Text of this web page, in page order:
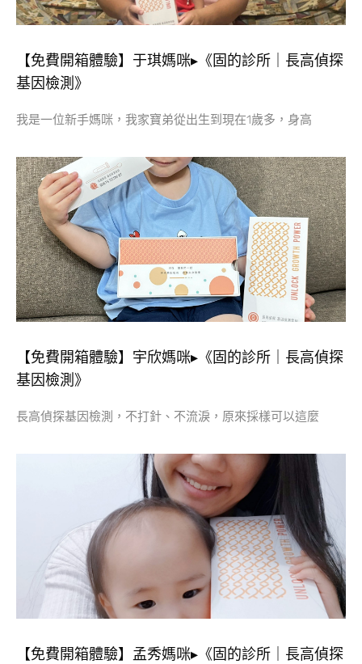
【免費開箱體驗】于琪媽咪▸《固的診所｜長高偵探
基因檢測》
我是一位新手媽咪，我家寶弟從出生到現在1歲多，身高
【免費開箱體驗】宇欣媽咪▸《固的診所｜長高偵探
基因檢測》
長高偵探基因檢測，不打針、不流淚，原來採樣可以這麼
【免費開箱體驗】孟秀媽咪▸《固的診所｜長高偵探